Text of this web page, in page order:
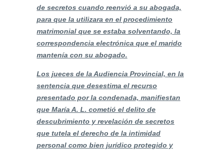
de secretos cuando reenvió a su abogada,
para que la utilizara en el procedimiento
matrimonial que se estaba solventando, la
correspondencia electrónica que el marido
mantenía con su abogado.
Los jueces de la Audiencia Provincial, en la
sentencia que desestima el recurso
presentado por la condenada, manifiestan
que María A. L. cometió el delito de
descubrimiento y revelación de secretos
que tutela el derecho de la intimidad
personal como bien jurídico protegido y